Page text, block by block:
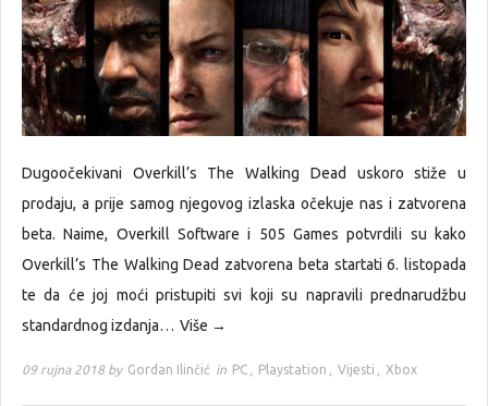
Dugoočekivani Overkill’s The Walking Dead uskoro stiže u
prodaju, a prije samog njegovog izlaska očekuje nas i zatvorena
beta. Naime, Overkill Software i 505 Games potvrdili su kako
Overkill’s The Walking Dead zatvorena beta startati 6. listopada
te da će joj moći pristupiti svi koji su napravili prednarudžbu
standardnog izdanja… Više →
09 rujna 2018 by Gordan Ilinčić in PC , Playstation , Vijesti , Xbox